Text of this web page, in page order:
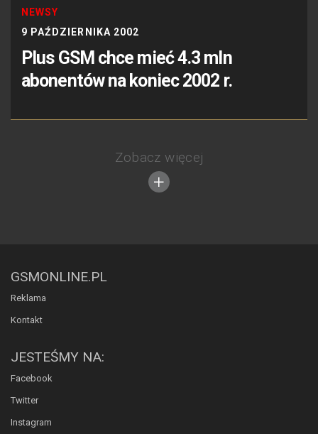
NEWSY
9 PAŹDZIERNIKA 2002
Plus GSM chce mieć 4.3 mln
abonentów na koniec 2002 r.
Zobacz więcej
GSMONLINE.PL
Reklama
Kontakt
JESTEŚMY NA:
Facebook
Twitter
Instagram